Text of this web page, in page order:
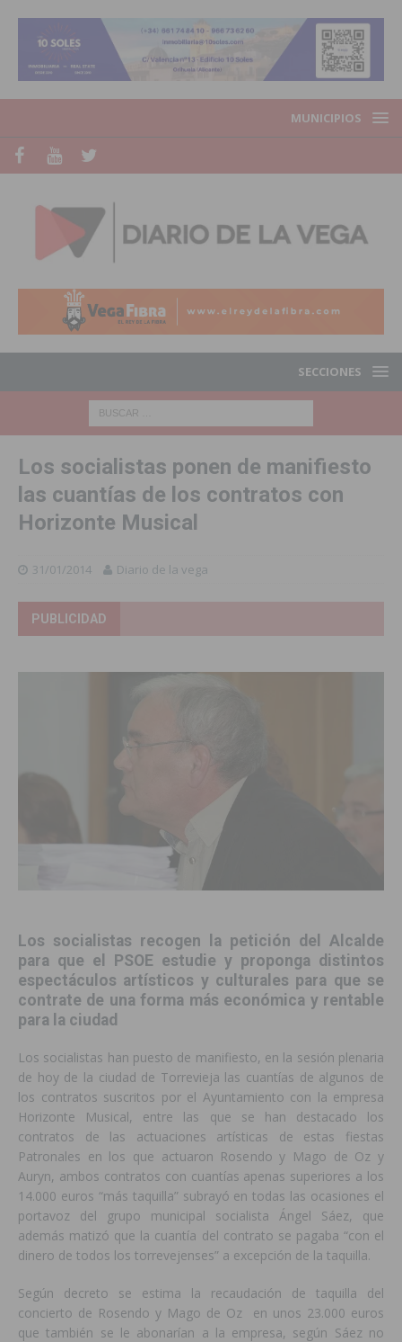
MUNICIPIOS
SECCIONES
Los socialistas ponen de manifiesto
las cuantías de los contratos con
Horizonte Musical
31/01/2014 Diario de la vega
PUBLICIDAD
Los socialistas recogen la petición del Alcalde
para que el PSOE estudie y proponga distintos
espectáculos artísticos y culturales para que se
contrate de una forma más económica y rentable
para la ciudad
Los socialistas han puesto de manifiesto, en la sesión plenaria
de hoy de la ciudad de Torrevieja las cuantías de algunos de
los contratos suscritos por el Ayuntamiento con la empresa
Horizonte Musical, entre las que se han destacado los
contratos de las actuaciones artísticas de estas fiestas
Patronales en los que actuaron Rosendo y Mago de Oz y
Auryn, ambos contratos con cuantías apenas superiores a los
14.000 euros “más taquilla” subrayó en todas las ocasiones el
portavoz del grupo municipal socialista Ángel Sáez, que
además matizó que la cuantía del contrato se pagaba “con el
dinero de todos los torrevejenses” a excepción de la taquilla.
Según decreto se estima la recaudación de taquilla del
concierto de Rosendo y Mago de Oz en unos 23.000 euros
que también se le abonarían a la empresa, según Sáez no